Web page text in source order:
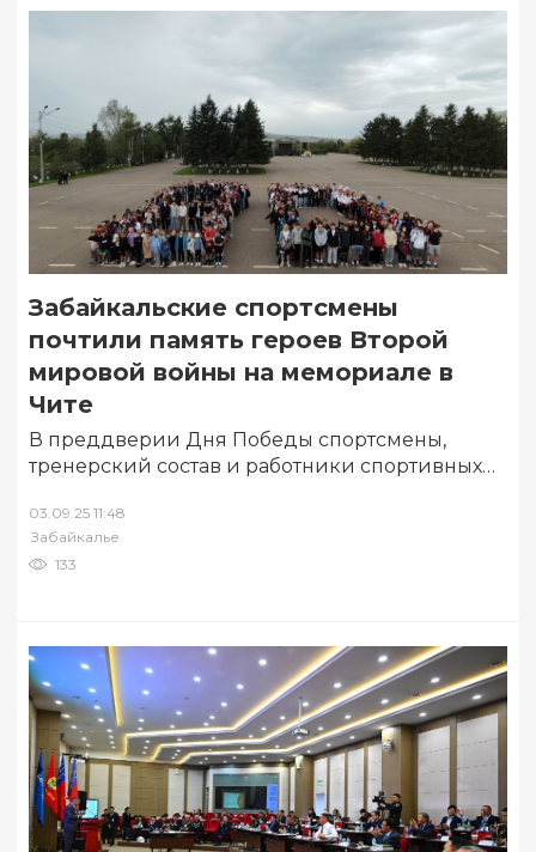
Забайкальские спортсмены
почтили память героев Второй
мировой войны на мемориале в
Чите
В преддверии Дня Победы спортсмены,
тренерский состав и работники спортивных
вечному огню на…
03.09.25 11:48
Забайкалье
133